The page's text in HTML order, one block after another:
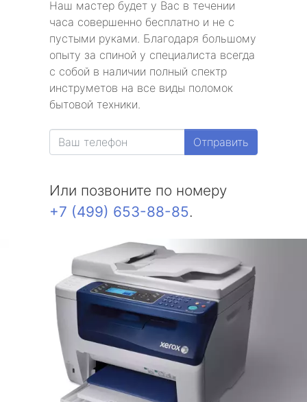
Наш мастер будет у Вас в течении
часа совершенно бесплатно и не с
пустыми руками. Благодаря большому
опыту за спиной у специалиста всегда
с собой в наличии полный спектр
инструметов на все виды поломок
бытовой техники.
Отправить
Или позвоните по номеру
+7 (499) 653-88-85.